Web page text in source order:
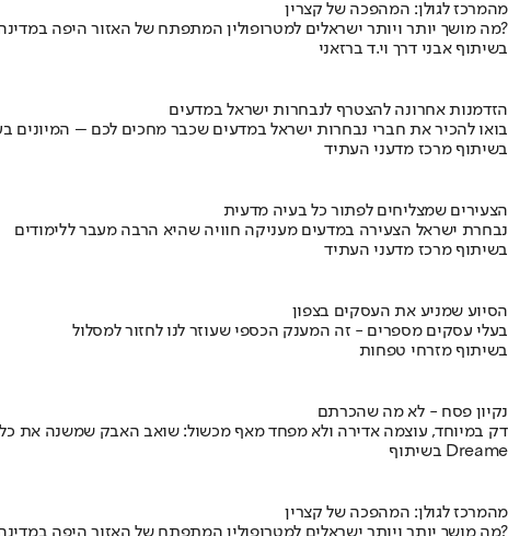
מהמרכז לגולן: המהפכה של קצרין
מה מושך יותר ויותר ישראלים למטרופולין המתפתח של האזור היפה במדינה?
בשיתוף אבני דרך וי.ד ברזאני
הזדמנות אחרונה להצטרף לנבחרות ישראל במדעים
בואו להכיר את חברי נבחרות ישראל במדעים שכבר מחכים לכם – המיונים
בשיתוף מרכז מדעני העתיד
הצעירים שמצליחים לפתור כל בעיה מדעית
נבחרת ישראל הצעירה במדעים מעניקה חוויה שהיא הרבה מעבר ללימודים
בשיתוף מרכז מדעני העתיד
הסיוע שמניע את העסקים בצפון
בעלי עסקים מספרים - זה המענק הכספי שעוזר לנו לחזור למסלול
בשיתוף מזרחי טפחות
נקיון פסח - לא מה שהכרתם
דק במיוחד, עוצמה אדירה ולא מפחד מאף מכשול: שואב האבק שמשנה את
בשיתוף Dreame
מהמרכז לגולן: המהפכה של קצרין